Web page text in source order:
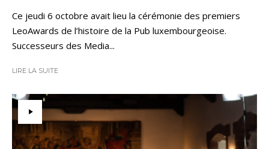
Ce jeudi 6 octobre avait lieu la cérémonie des premiers
LeoAwards de l’histoire de la Pub luxembourgeoise.
Successeurs des Media...
LIRE LA SUITE